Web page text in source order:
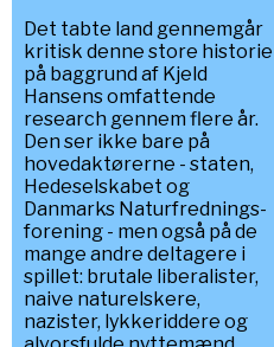
Det tabte land gennemgår
kritisk denne store historie
på baggrund af Kjeld
Hansens omfattende
research gennem flere år.
Den ser ikke bare på
hovedaktørerne - staten,
Hedeselskabet og
Danmarks Naturfrednings-
forening - men også på de
mange andre deltagere i
spillet: brutale liberalister,
naive naturelskere,
nazister, lykkeriddere og